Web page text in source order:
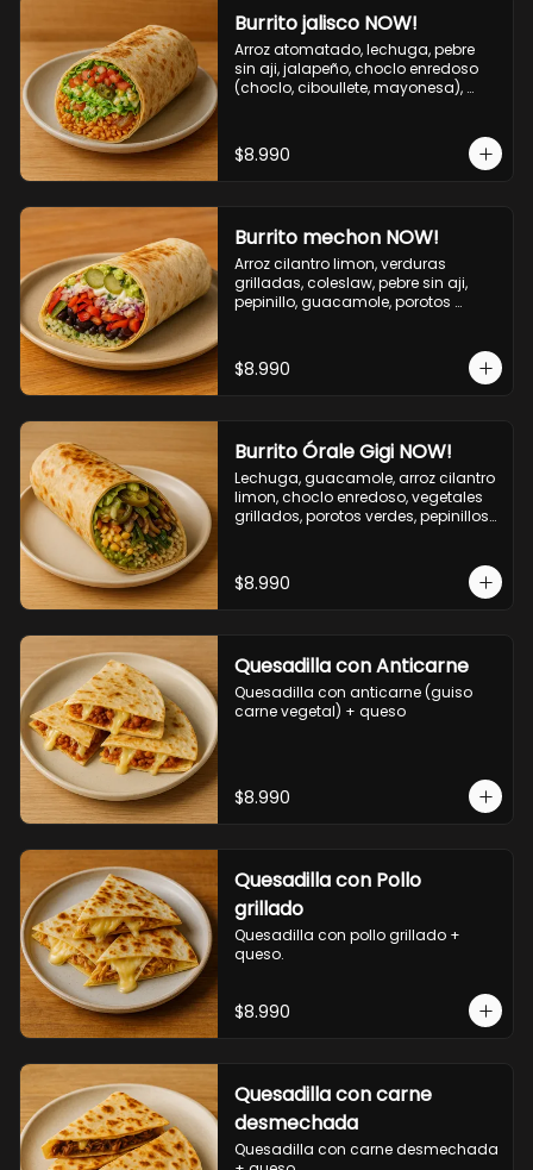
Burrito jalisco NOW!
Arroz atomatado, lechuga, pebre
sin aji, jalapeño, choclo enredoso
(choclo, ciboullete, mayonesa),
$8.990
Burrito mechon NOW!
Arroz cilantro limon, verduras
grilladas, coleslaw, pebre sin aji,
pepinillo, guacamole, porotos
$8.990
Burrito Órale Gigi NOW!
Lechuga, guacamole, arroz cilantro
limon, choclo enredoso, vegetales
grillados, porotos verdes, pepinillos
$8.990
Quesadilla con Anticarne
Quesadilla con anticarne (guiso
carne vegetal) + queso
$8.990
Quesadilla con Pollo
grillado
Quesadilla con pollo grillado +
queso.
$8.990
Quesadilla con carne
desmechada
Quesadilla con carne desmechada